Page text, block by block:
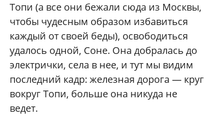
Топи (а все они бежали сюда из Москвы,
чтобы чудесным образом избавиться
каждый от своей беды), освободиться
удалось одной, Соне. Она добралась до
электрички, села в нее, и тут мы видим
последний кадр: железная дорога — круг
вокруг Топи, больше она никуда не
ведет.